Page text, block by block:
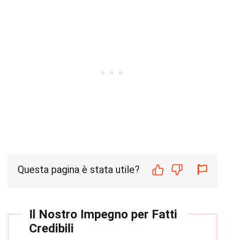
Questa pagina è stata utile?
Il Nostro Impegno per Fatti
Credibili